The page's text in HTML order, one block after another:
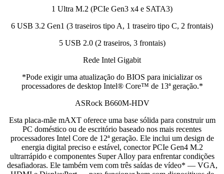
1 Ultra M.2 (PCIe Gen3 x4 e SATA3)
6 USB 3.2 Gen1 (3 traseiros tipo A, 1 traseiro tipo C, 2 frontais)
5 USB 2.0 (2 traseiros, 3 frontais)
Rede Intel Gigabit
*Pode exigir uma atualização do BIOS para inicializar os
processadores de desktop Intel® Core™ de 13ª geração.*
ASRock B660M-HDV
Esta placa-mãe mAXT oferece uma base sólida para construir um
PC doméstico ou de escritório baseado nos mais recentes
processadores Intel Core de 12ª geração. Ele inclui um design de
energia digital preciso e estável, conector PCIe Gen4 M.2
ultrarrápido e componentes Super Alloy para enfrentar condições
desafiadoras. Ele também vem com três saídas de vídeo* — VGA,